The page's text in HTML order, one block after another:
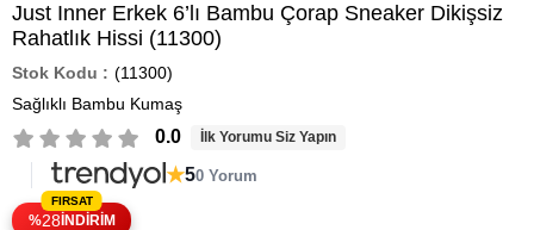
Just Inner Erkek 6’lı Bambu Çorap Sneaker Dikişsiz
Rahatlık Hissi (11300)
(11300)
Sağlıklı Bambu Kumaş
0.0 İlk Yorumu Siz Yapın
★50 Yorum
%28 İNDIRIM